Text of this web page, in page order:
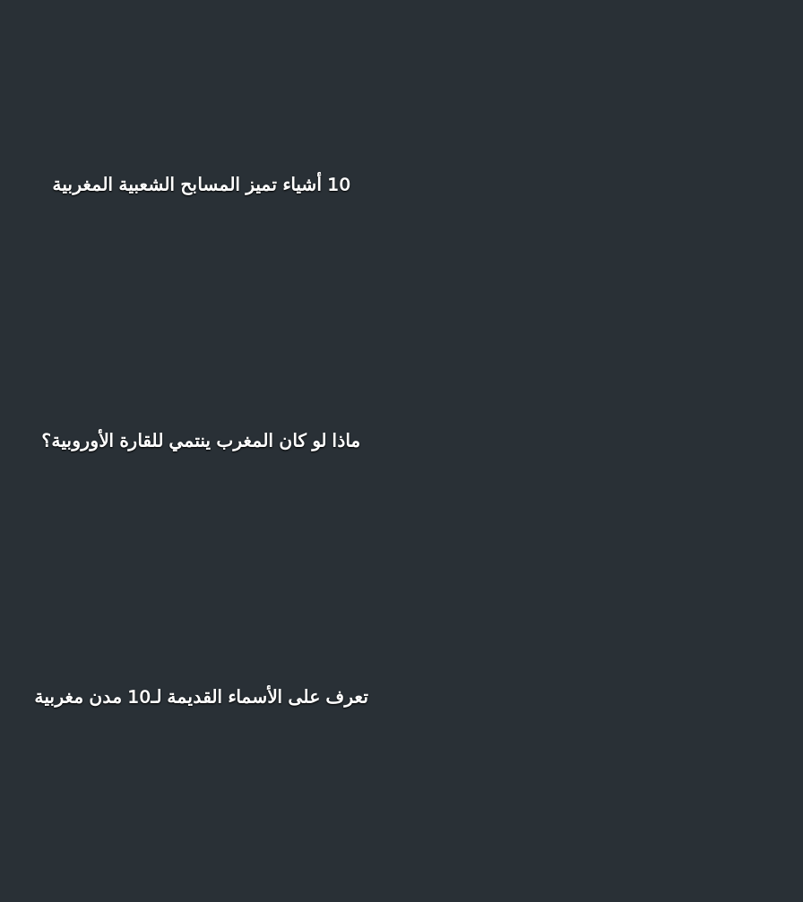
10 أشياء تميز المسابح الشعبية المغربية
ماذا لو كان المغرب ينتمي للقارة الأوروبية؟
تعرف على الأسماء القديمة لـ10 مدن مغربية